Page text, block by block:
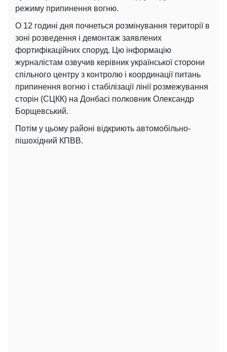
режиму припинення вогню.
О 12 годині дня почнеться розмінування території в
зоні розведення і демонтаж заявлених
фортифікаційних споруд. Цю інформацію
журналістам озвучив керівник української сторони
спільного центру з контролю і координації питань
припинення вогню і стабілізації лінії розмежування
сторін (СЦКК) на Донбасі полковник Олександр
Борщевський.
Потім у цьому районі відкриють автомобільно-
пішохідний КПВВ.